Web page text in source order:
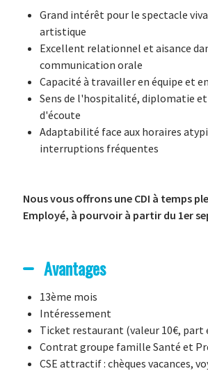
Grand intérêt pour le spectacle
artistique
Excellent relationnel et aisance
communication orale
Capacité à travailler en équipe et
Sens de l'hospitalité, diplomatie
d'écoute
Adaptabilité face aux horaires
interruptions fréquentes
Nous vous offrons une CDI à temps
Employé, à pourvoir à partir du 1er
Avantages
13ème mois
Intéressement
Ticket restaurant (valeur 10€, part
Contrat groupe famille Santé et
CSE attractif : chèques vacances,